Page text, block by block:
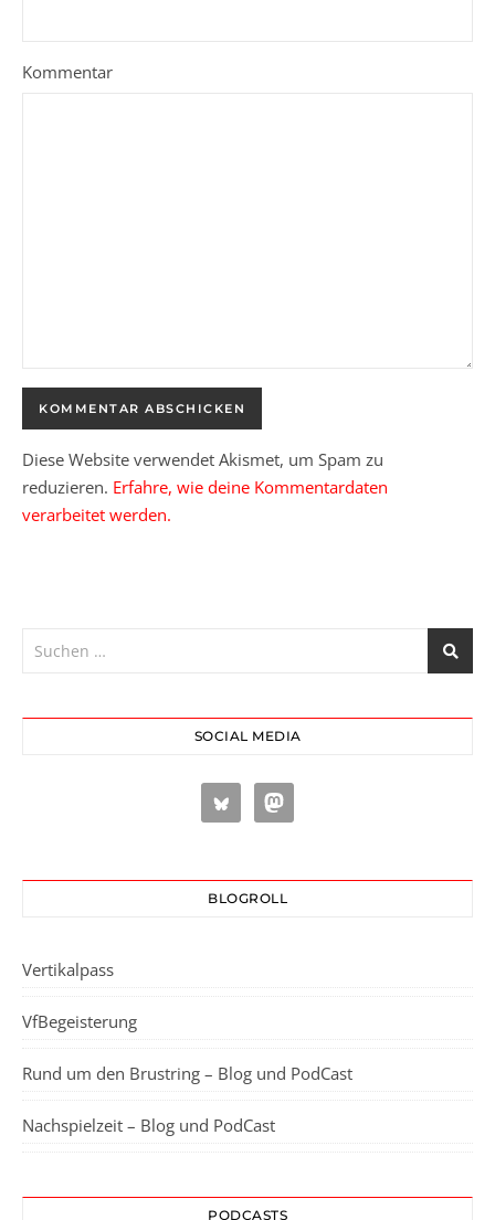
Kommentar
Diese Website verwendet Akismet, um Spam zu
reduzieren. Erfahre, wie deine Kommentardaten
verarbeitet werden.
SOCIAL MEDIA
BLOGROLL
Vertikalpass
VfBegeisterung
Rund um den Brustring – Blog und PodCast
Nachspielzeit – Blog und PodCast
PODCASTS